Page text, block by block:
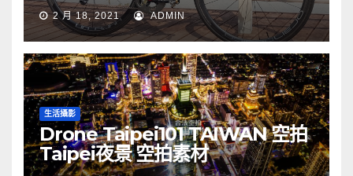
2 月 18, 2021 ADMIN
生活攝影
Drone Taipei101 TAIWAN 空拍
Taipei夜景 空拍素材